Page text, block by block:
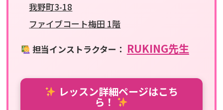
我野町3-18
ファイブコート梅田 1階
担当インストラクター： RUKING先生
レッスン詳細ページはこち
ら！